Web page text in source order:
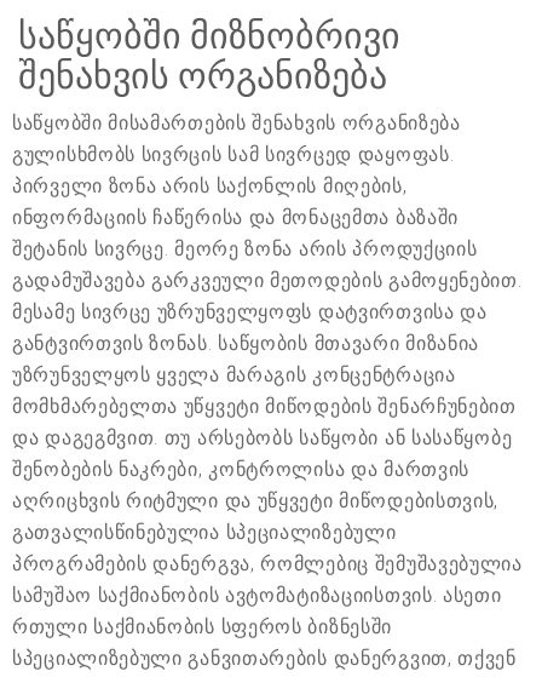
საწყობში მიზნობრივი
შენახვის ორგანიზება
საწყობში მისამართების შენახვის ორგანიზება
გულისხმობს სივრცის სამ სივრცედ დაყოფას.
პირველი ზონა არის საქონლის მიღების,
ინფორმაციის ჩაწერისა და მონაცემთა ბაზაში
შეტანის სივრცე. მეორე ზონა არის პროდუქციის
გადამუშავება გარკვეული მეთოდების გამოყენებით.
მესამე სივრცე უზრუნველყოფს დატვირთვისა და
განტვირთვის ზონას. საწყობის მთავარი მიზანია
უზრუნველყოს ყველა მარაგის კონცენტრაცია
მომხმარებელთა უწყვეტი მიწოდების შენარჩუნებით
და დაგეგმვით. თუ არსებობს საწყობი ან სასაწყობე
შენობების ნაკრები, კონტროლისა და მართვის
აღრიცხვის რიტმული და უწყვეტი მიწოდებისთვის,
გათვალისწინებულია სპეციალიზებული
პროგრამების დანერგვა, რომლებიც შემუშავებულია
სამუშაო საქმიანობის ავტომატიზაციისთვის. ასეთი
რთული საქმიანობის სფეროს ბიზნესში
სპეციალიზებული განვითარების დანერგვით, თქვენ